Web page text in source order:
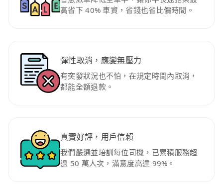
高省下 40% 車資，省錢也省比價時間。
彈性取消，應變無壓力
有突發狀況也不怕，在規定時間內取消，
都能全額退款。
真實好評，用戶信賴
我們嚴選並培訓每位司機，已累積服務超
過 50 萬人次，滿意度高達 99%。